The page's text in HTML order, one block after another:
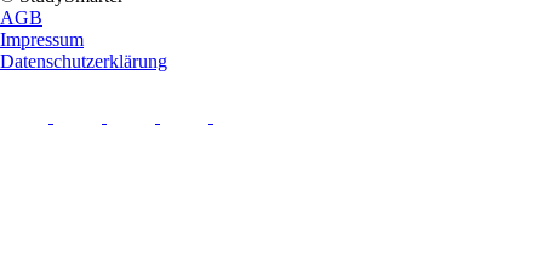
AGB
Impressum
Datenschutzerklärung